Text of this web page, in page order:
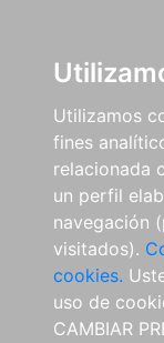
Utilizamos
fines
relacionada
un perfil
navegación
visitados).
cookies.
uso de
CAMBIAR